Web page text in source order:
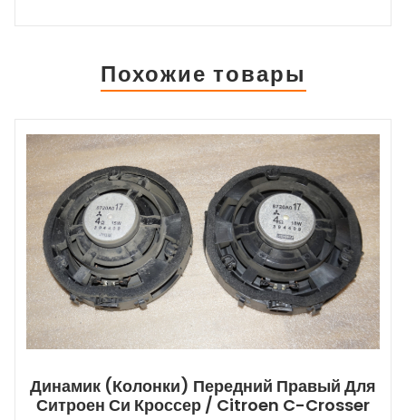
Похожие товары
Динамик (колонки) Передний Правый Для
Ситроен Си Кроссер / Citroen C-Crosser